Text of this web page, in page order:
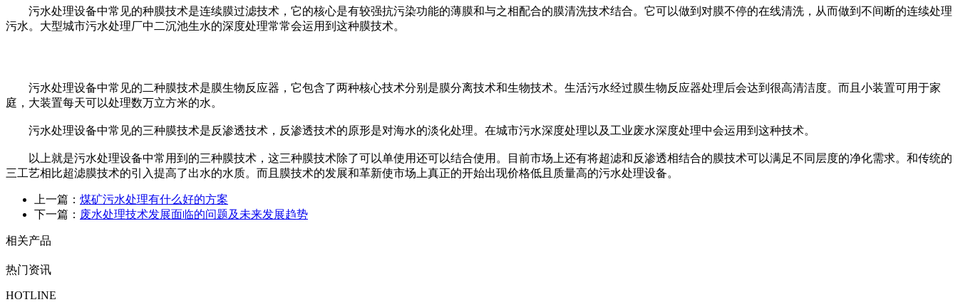
污水处理设备中常见的种膜技术是连续膜过滤技术，它的核心是有较强抗污染功能的薄膜和与之相配合的膜清洗技术结合。它可以做到对膜不停的在线清洗，从而做到不间断的连续处理
污水。大型城市污水处理厂中二沉池生水的深度处理常常会运用到这种膜技术。
污水处理设备中常见的二种膜技术是膜生物反应器，它包含了两种核心技术分别是膜分离技术和生物技术。生活污水经过膜生物反应器处理后会达到很高清洁度。而且小装置可用于家
庭，大装置每天可以处理数万立方米的水。
污水处理设备中常见的三种膜技术是反渗透技术，反渗透技术的原形是对海水的淡化处理。在城市污水深度处理以及工业废水深度处理中会运用到这种技术。
以上就是污水处理设备中常用到的三种膜技术，这三种膜技术除了可以单使用还可以结合使用。目前市场上还有将超滤和反渗透相结合的膜技术可以满足不同层度的净化需求。和传统的
三工艺相比超滤膜技术的引入提高了出水的水质。而且膜技术的发展和革新使市场上真正的开始出现价格低且质量高的污水处理设备。
上一篇： 煤矿污水处理有什么好的方案
下一篇： 废水处理技术发展面临的问题及未来发展趋势
相关产品
热门资讯
HOTLINE